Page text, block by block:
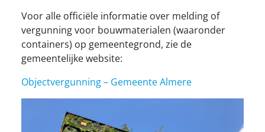
Voor alle officiële informatie over melding of
vergunning voor bouwmaterialen (waaronder
containers) op gemeentegrond, zie de
gemeentelijke website:
Objectvergunning – Gemeente Almere